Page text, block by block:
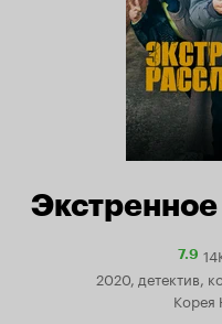
7.9
7.9
2020, детектив,
Корея